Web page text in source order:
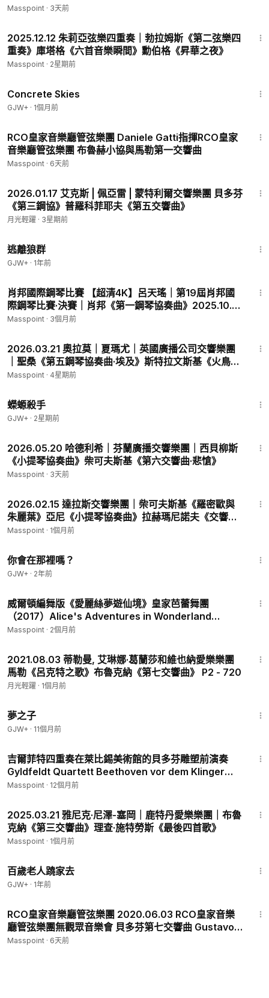
場：蘇克《交響詩-成熟》
Masspoint · 3天前
2025.12.12 朱莉亞弦樂四重奏｜勃拉姆斯《第二弦樂四
重奏》庫塔格《六首音樂瞬間》勳伯格《昇華之夜》
Masspoint · 2星期前
Concrete Skies
GJW+ · 1個月前
RCO皇家音樂廳管弦樂團 Daniele Gatti指揮RCO皇家
音樂廳管弦樂團 布魯赫小協與馬勒第一交響曲
Masspoint · 6天前
2026.01.17 艾克斯 | 佩亞雷 | 蒙特利爾交響樂團 貝多芬
《第三鋼協》普羅科菲耶夫《第五交響曲》
月光輕躍 · 3星期前
逃離狼群
GJW+ · 1年前
肖邦國際鋼琴比賽 【超清4K】呂天瑤｜第19屆肖邦國
際鋼琴比賽·決賽｜肖邦《第一鋼琴協奏曲》2025.10.18
TIANYAO LYU
Masspoint · 3個月前
2026.03.21 奧拉莫｜夏瑪尤｜英國廣播公司交響樂團
｜聖桑《第五鋼琴協奏曲·埃及》斯特拉文斯基《火鳥》
門德爾松《赫布里底序曲》朱迪思·韋爾《甘雨時至》
Masspoint · 4星期前
蠑螈殺手
GJW+ · 2星期前
2026.05.20 哈德利希｜芬蘭廣播交響樂團｜西貝柳斯
《小提琴協奏曲》柴可夫斯基《第六交響曲·悲愴》
Masspoint · 3天前
2026.02.15 達拉斯交響樂團｜柴可夫斯基《羅密歐與
朱麗葉》亞尼《小提琴協奏曲》拉赫瑪尼諾夫《交響舞
曲》
Masspoint · 1個月前
你會在那裡嗎？
GJW+ · 2年前
威爾頓編舞版《愛麗絲夢遊仙境》皇家芭蕾舞團
（2017）Alice's Adventures in Wonderland
Christopher Wheeldon
Masspoint · 2個月前
2021.08.03 蒂勒曼, 艾琳娜·葛蘭莎和維也納愛樂樂團
馬勒《呂克特之歌》布魯克納《第七交響曲》 P2 - 720
月光輕躍 · 1個月前
夢之子
GJW+ · 11個月前
吉爾菲特四重奏在萊比錫美術館的貝多芬雕塑前演奏
Gyldfeldt Quartett Beethoven vor dem Klinger
Denkmal
Masspoint · 12個月前
2025.03.21 雅尼克·尼澤-塞岡｜鹿特丹愛樂樂團｜布魯
克納《第三交響曲》理查·施特勞斯《最後四首歌》
Masspoint · 1個月前
百歲老人蹺家去
GJW+ · 1年前
RCO皇家音樂廳管弦樂團 2020.06.03 RCO皇家音樂
廳管弦樂團無觀眾音樂會 貝多芬第七交響曲 Gustavo
Gimeno Concertgebouworkest
Masspoint · 6天前